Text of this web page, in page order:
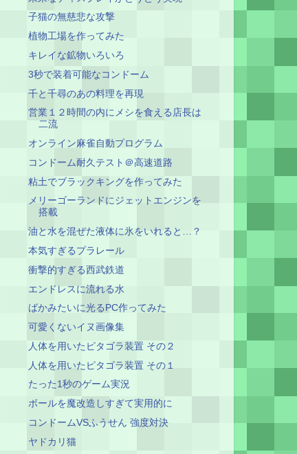
子猫の無慈悲な攻撃
植物工場を作ってみた
キレイな鉱物いろいろ
3秒で装着可能なコンドーム
千と千尋のあの料理を再現
営業１２時間の内にメシを食える店長は
二流
オンライン麻雀自動プログラム
コンドーム耐久テスト＠高速道路
粘土でブラックキングを作ってみた
メリーゴーランドにジェットエンジンを
搭載
油と水を混ぜた液体に氷をいれると…？
本気すぎるプラレール
衝撃的すぎる西武鉄道
エンドレスに流れる水
ばかみたいに光るPC作ってみた
可愛くないイヌ画像集
人体を用いたピタゴラ装置 その２
人体を用いたピタゴラ装置 その１
たった1秒のゲーム実況
ボールを魔改造しすぎて実用的に
コンドームVSふうせん 強度対決
ヤドカリ猫